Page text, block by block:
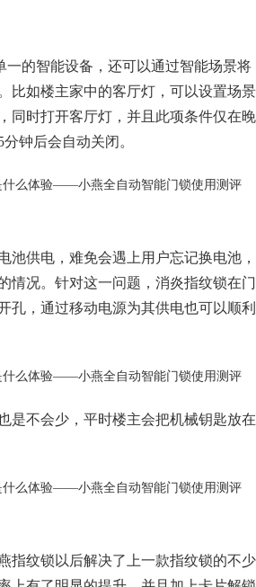
一的智能设备，还可以通过智能场景将
比如楼主家中的客厅灯，可以设置场景
同时打开客厅灯，并且此项条件仅在晚
钟后会自动关闭。
池供电，难免会遇上用户忘记换电池，
情况。针对这一问题，消炎指纹锁在门
孔，通过移动电源为其供电也可以顺利
是不会少，平时楼主会把机械钥匙放在
指纹锁以后解决了上一款指纹锁的不少